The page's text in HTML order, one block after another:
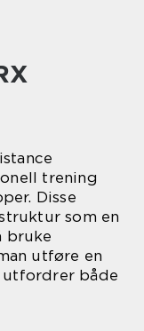
trening
Disse
som en
bruke
utføre en
utfordrer både